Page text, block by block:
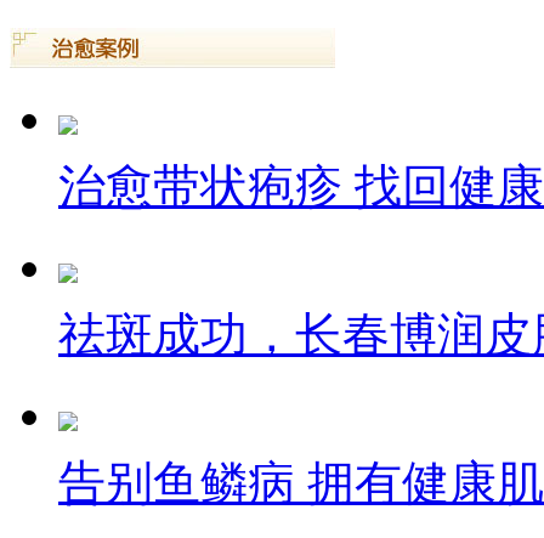
治愈带状疱疹 找回健康
祛斑成功，长春博润
告别鱼鳞病 拥有健康